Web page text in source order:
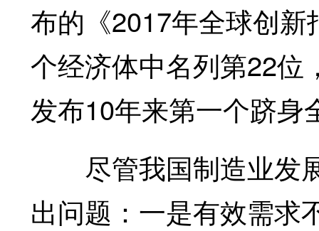
布的《2017年全球创
个经济体中名列第22位
发布10年来第一个跻身
尽管我国制造业发
出问题：一是有效需求